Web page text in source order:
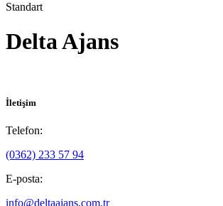
Standart
Delta Ajans
İletişim
Telefon:
(0362) 233 57 94
E-posta:
info@deltaajans.com.tr